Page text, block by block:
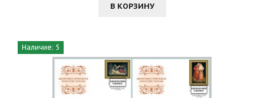
В КОРЗИНУ
Наличие: 5